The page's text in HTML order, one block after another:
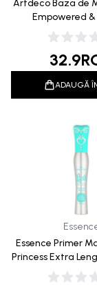
Artdeco Baza de
Empowered &
Collection
32.9
ADAUGĂ
Essence Primer
Princess Extra
12ml